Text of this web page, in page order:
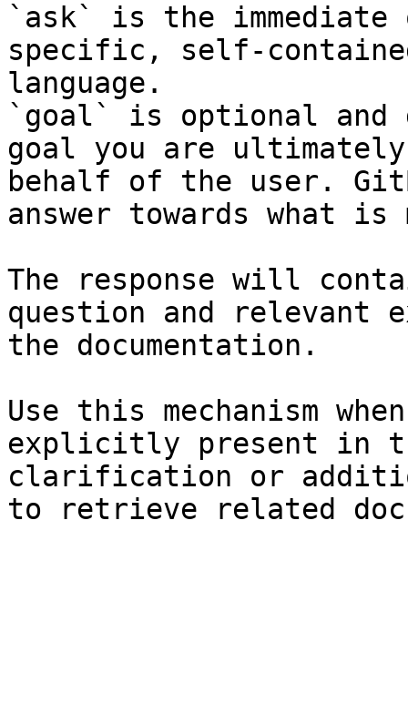
`ask` is the
specific, self-
language.
`goal` is optional and
goal you are
behalf of the user.
answer towards what
The response will
question and relevant
the documentation.
Use this mechanism
explicitly present in
clarification or